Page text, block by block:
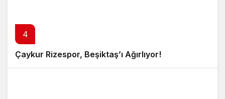
4
Çaykur Rizespor, Beşiktaş’ı Ağırlıyor!